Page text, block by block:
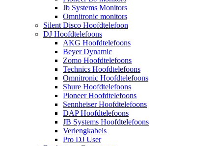
Jb Systems Monitors
Omnitronic monitors
Silent Disco Hoofdtelefoon
DJ Hoofdtelefoons
AKG Hoofdtelefoons
Beyer Dynamic
Zomo Hoofdtelefoons
Technics Hoofdtelefoons
Omnitronic Hoofdtelefoons
Shure Hoofdtelefoons
Pioneer Hoofdtelefoons
Sennheiser Hoofdtelefoons
DAP Hoofdtelefoons
JB Systems Hoofdtelefoons
Verlengkabels
Pro DJ User